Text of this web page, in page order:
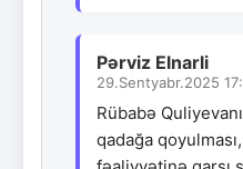
Pərviz Elnarli
29.Sentyabr.2025
Rübabə
qadağa